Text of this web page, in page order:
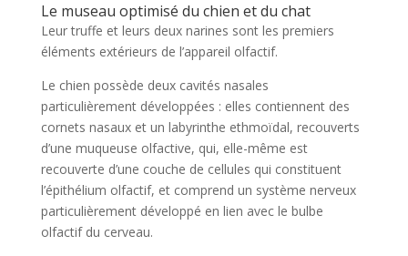
Le museau optimisé du chien et du chat
Leur truffe et leurs deux narines sont les premiers
éléments extérieurs de l’appareil olfactif.
Le chien possède deux cavités nasales
particulièrement développées : elles contiennent des
cornets nasaux et un labyrinthe ethmoïdal, recouverts
d’une muqueuse olfactive, qui, elle-même est
recouverte d’une couche de cellules qui constituent
l’épithélium olfactif, et comprend un système nerveux
particulièrement développé en lien avec le bulbe
olfactif du cerveau.